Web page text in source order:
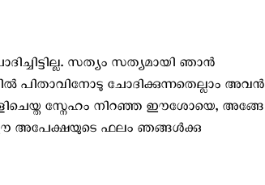
സത്യം സത്യമായി ഞാന്‍
പിതാവിനോടു ചോദിക്കുന്നതെല്ലാം അവന്‍
സ്നേഹം നിറഞ്ഞ ഈശോയെ, അങ്ങേ
ഈ അപേക്ഷയുടെ ഫലം ഞങ്ങള്‍ക്കു